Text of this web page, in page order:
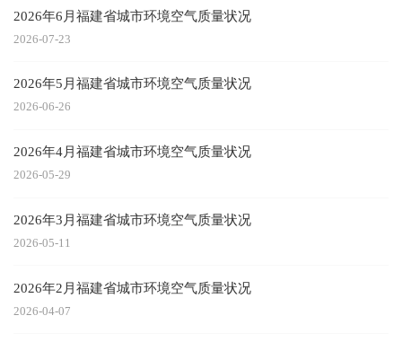
2026年6月福建省城市环境空气质量状况
2026-07-23
2026年5月福建省城市环境空气质量状况
2026-06-26
2026年4月福建省城市环境空气质量状况
2026-05-29
2026年3月福建省城市环境空气质量状况
2026-05-11
2026年2月福建省城市环境空气质量状况
2026-04-07